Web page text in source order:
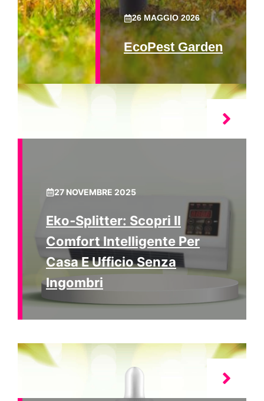
26 MAGGIO 2026
EcoPest Garden
27 NOVEMBRE 2025
Eko‑Splitter: Scopri Il
Comfort Intelligente Per
Casa E Ufficio Senza
Ingombri